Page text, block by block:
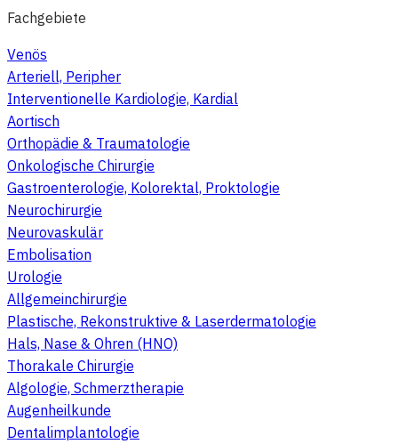
Fachgebiete
Venös
Arteriell, Peripher
Interventionelle Kardiologie, Kardial
Aortisch
Orthopädie & Traumatologie
Onkologische Chirurgie
Gastroenterologie, Kolorektal, Proktologie
Neurochirurgie
Neurovaskulär
Embolisation
Urologie
Allgemeinchirurgie
Plastische, Rekonstruktive & Laserdermatologie
Hals, Nase & Ohren (HNO)
Thorakale Chirurgie
Algologie, Schmerztherapie
Augenheilkunde
Dentalimplantologie